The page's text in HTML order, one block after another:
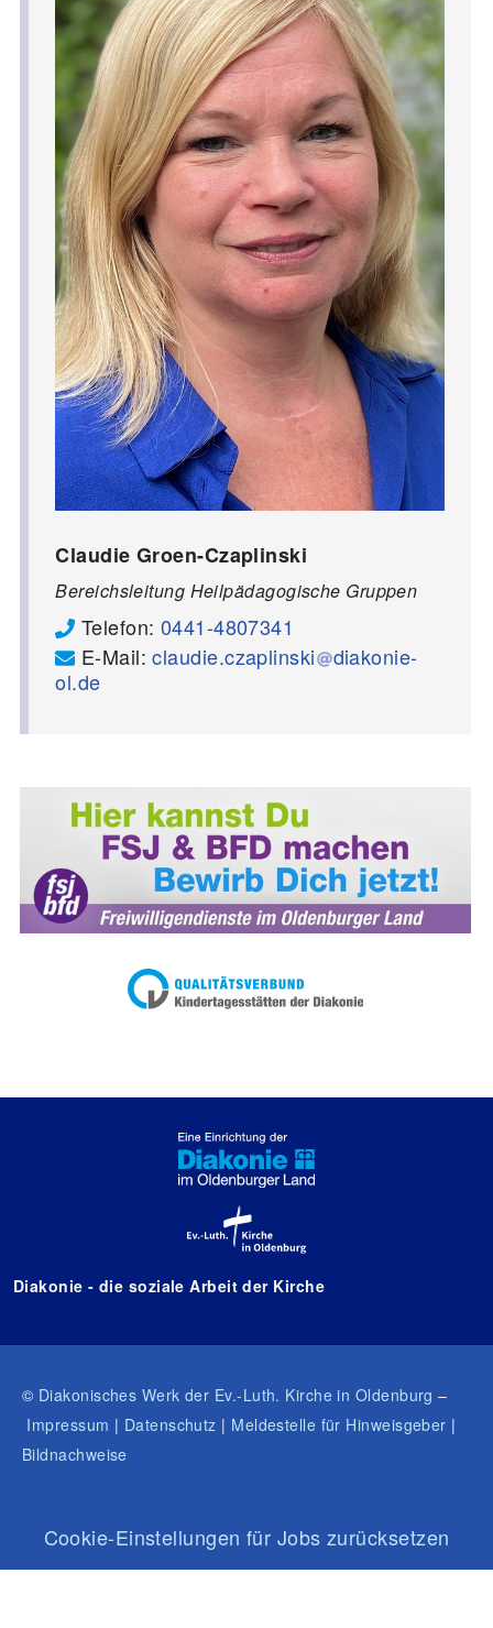
Claudie Groen-Czaplinski
Bereichsleitung Heilpädagogische Gruppen
Telefon: 0441-4807341
E-Mail:claudie.czaplinski
diakonie-
ol.de
Diakonie - die soziale Arbeit der Kirche
© Diakonisches Werk der Ev.-Luth. Kirche in Oldenburg –
Impressum | Datenschutz | Meldestelle für Hinweisgeber |
Bildnachweise
Cookie-Einstellungen für Jobs zurücksetzen